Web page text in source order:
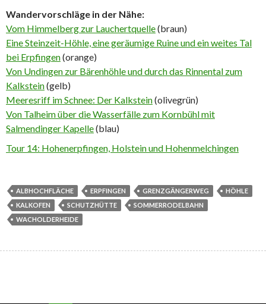
Wandervorschläge in der Nähe:
Vom Himmelberg zur Lauchertquelle(braun)
Eine Steinzeit-Höhle, eine geräumige Ruine und ein weites Tal
bei Erpfingen(orange)
Von Undingen zur Bärenhöhle und durch das Rinnental zum
Kalkstein(gelb)
Meeresriff im Schnee: Der Kalkstein(olivegrün)
Von Talheim über die Wasserfälle zum Kornbühl mit
Salmendinger Kapelle(blau)
Tour 14: Hohenerpfingen, Holstein und Hohenmelchingen
ALBHOCHFLÄCHE ERPFINGEN GRENZGÄNGERWEG
HÖHLE
KALKOFEN
SCHUTZHÜTTE
SOMMERRODELBAHN
WACHOLDERHEIDE